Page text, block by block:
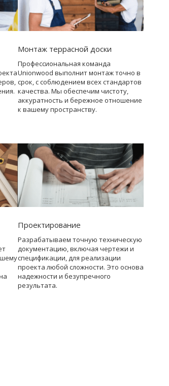
Монтаж террасной доски
Профессиональная команда
Unionwood выполнит монтаж точно в
срок, с соблюдением всех стандартов
качества. Мы обеспечим чистоту,
аккуратность и бережное отношение
к вашему пространству.
Проектирование
Разрабатываем точную техническую
документацию, включая чертежи и
спецификации, для реализации
проекта любой сложности. Это основа
надежности и безупречного
результата.